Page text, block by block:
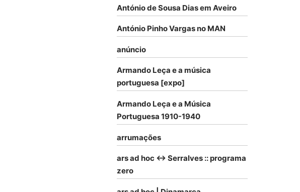
António de Sousa Dias em Aveiro
António Pinho Vargas no MAN
anúncio
Armando Leça e a música
portuguesa [expo]
Armando Leça e a Música
Portuguesa 1910-1940
arrumações
ars ad hoc <-> Serralves :: programa
zero